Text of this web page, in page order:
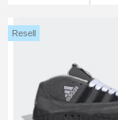
Resell